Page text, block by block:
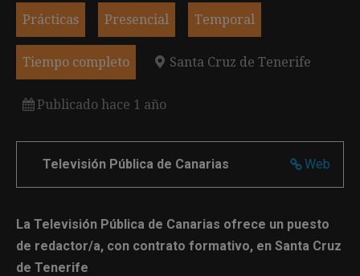
Prácticas Presencial Temporal
Tiempo completo Santa Cruz de Tenerife
Publicado hace 1 año
Web
Televisión Pública de Canarias
La Televisión Pública de Canarias ofrece un puesto
de redactor/a, con contrato formativo, en Santa Cruz
de Tenerife